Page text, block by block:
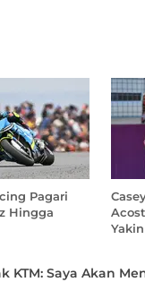
Drawing Srikandi
2026: Garuda Pertiwi
Malaysia, Putri
Hadapi Thailand
yang lalu
Olahraga Djarum
Merdeka Cup
Pagari
Hingga
Saya Akan